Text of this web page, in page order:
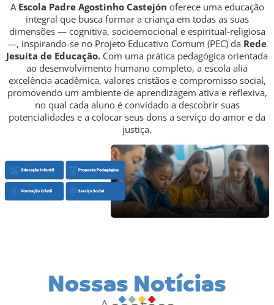
A Escola Padre Agostinho Castejón oferece uma educação
integral que busca formar a criança em todas as suas
dimensões — cognitiva, socioemocional e espiritual-religiosa
—, inspirando-se no Projeto Educativo Comum (PEC) da Rede
Jesuíta de Educação. Com uma prática pedagógica orientada
ao desenvolvimento humano completo, a escola alia
excelência acadêmica, valores cristãos e compromisso social,
promovendo um ambiente de aprendizagem ativa e reflexiva,
no qual cada aluno é convidado a descobrir suas
potencialidades e a colocar seus dons a serviço do amor e da
justiça.
Nossas Notícias